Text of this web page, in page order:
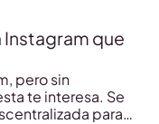
Instagram que
pero sin
te interesa. Se
para